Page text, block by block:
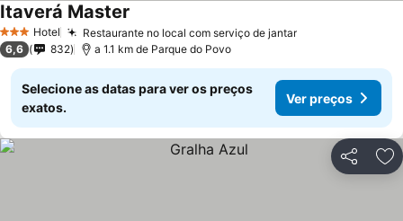
3 EstrelasHotel Restaurante no local com serviço de jantar
Itaverá Master
6,6 832 a 1.1 km de Parque do Povo
Selecione as datas para ver os preços
exatos.
Ver preços
Partilhar